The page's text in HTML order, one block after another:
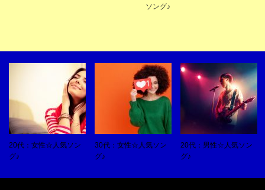
ソング♪
20代：女性☆人気ソン
グ♪
30代：女性☆人気ソン
グ♪
20代：男性☆人気ソン
グ♪